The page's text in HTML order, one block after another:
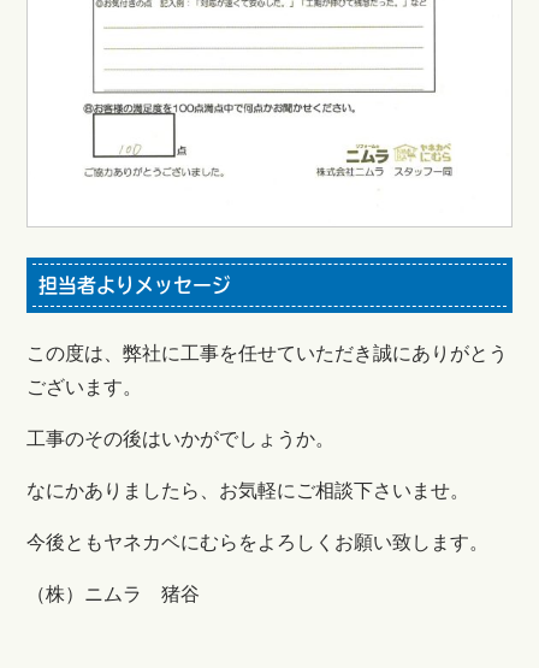
担当者よりメッセージ
この度は、弊社に工事を任せていただき誠にありがとう
ございます。
工事のその後はいかがでしょうか。
なにかありましたら、お気軽にご相談下さいませ。
今後ともヤネカベにむらをよろしくお願い致します。
（株）ニムラ 猪谷